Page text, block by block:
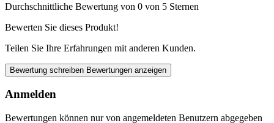
Durchschnittliche Bewertung von 0 von 5 Sternen
Bewerten Sie dieses Produkt!
Teilen Sie Ihre Erfahrungen mit anderen Kunden.
Bewertung schreiben Bewertungen anzeigen
Anmelden
Bewertungen können nur von angemeldeten Benutzern abgegeben